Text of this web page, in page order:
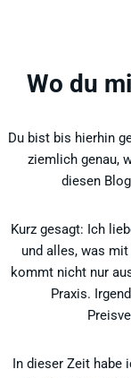
Wo du
Du bist bis hierhin
ziemlich genau,
diesen
Kurz gesagt: Ich
und alles, was
kommt nicht nur
Praxis.
In dieser Zeit habe